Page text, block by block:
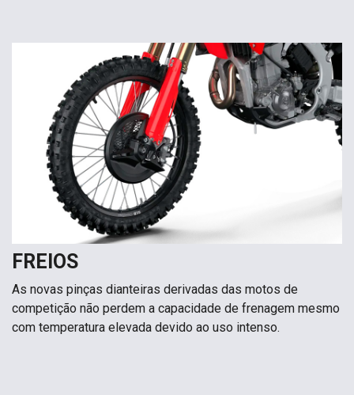
FREIOS
As novas pinças dianteiras derivadas das motos de
competição não perdem a capacidade de frenagem mesmo
com temperatura elevada devido ao uso intenso.